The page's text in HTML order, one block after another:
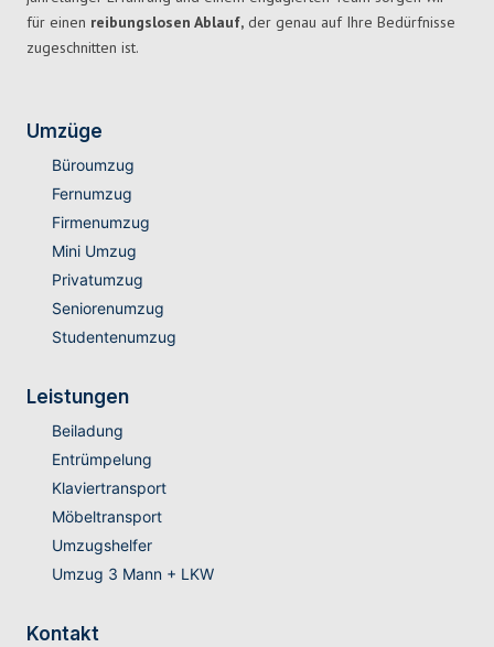
für einen reibungslosen Ablauf, der genau auf Ihre Bedürfnisse
zugeschnitten ist.
Umzüge
Büroumzug
Fernumzug
Firmenumzug
Mini Umzug
Privatumzug
Seniorenumzug
Studentenumzug
Leistungen
Beiladung
Entrümpelung
Klaviertransport
Möbeltransport
Umzugshelfer
Umzug 3 Mann + LKW
Kontakt